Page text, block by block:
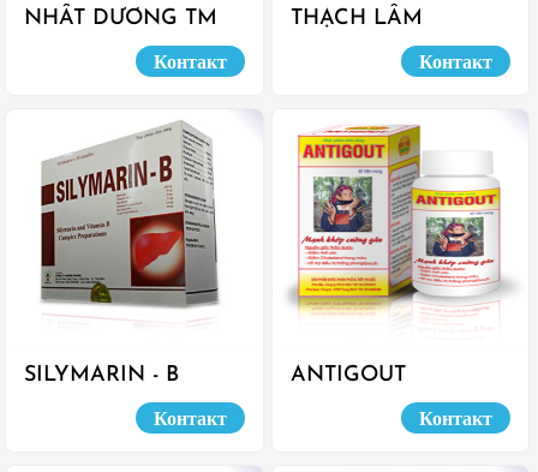
NHẤT DƯƠNG TM
Контакт
THẠCH LÂM
Контакт
SILYMARIN - B
Контакт
ANTIGOUT
Контакт